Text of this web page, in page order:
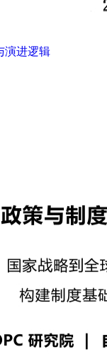
演进逻辑